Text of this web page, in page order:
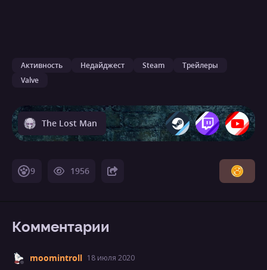
Активность Недайджест Steam
Трейлеры
Valve
The Lost Man
9 1956
Комментарии
moomintroll 18 июля 2020